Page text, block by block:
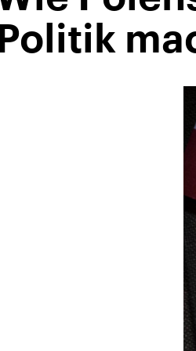
Politik